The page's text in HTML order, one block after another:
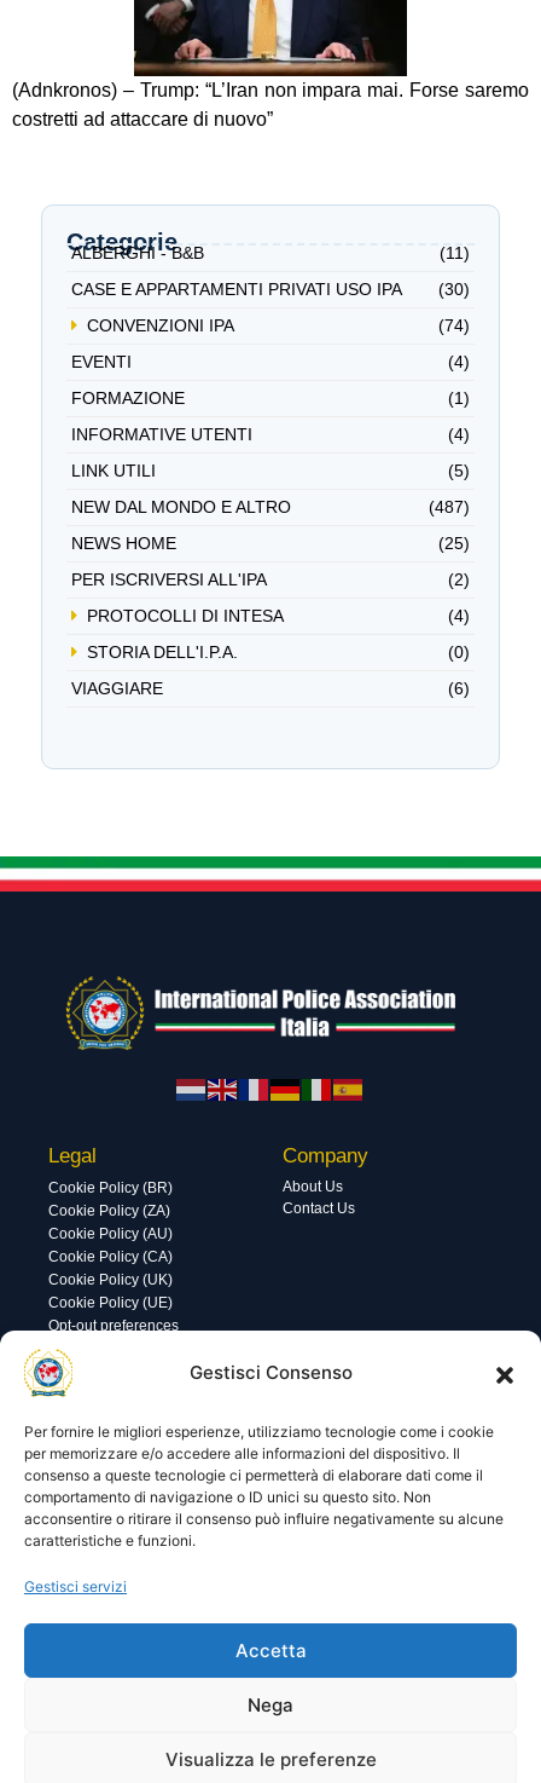
Gestisci Consenso
Per fornire le migliori esperienze, utilizziamo tecnologie come i cookie
per memorizzare e/o accedere alle informazioni del dispositivo. Il
consenso a queste tecnologie ci permetterà di elaborare dati come il
comportamento di navigazione o ID unici su questo sito. Non
acconsentire o ritirare il consenso può influire negativamente su alcune
caratteristiche e funzioni.
Gestisci servizi
Accetta
Nega
Visualizza le preferenze
(Adnkronos) – Trump: “L’Iran non impara mai. Forse saremo
costretti ad attaccare di nuovo”
Categorie
ALBERGHI - B&B
(11)
CASE E APPARTAMENTI PRIVATI USO IPA
(30)
CONVENZIONI IPA
(74)
EVENTI
(4)
FORMAZIONE
(1)
INFORMATIVE UTENTI
(4)
LINK UTILI
(5)
NEW DAL MONDO E ALTRO
(487)
NEWS HOME
(25)
PER ISCRIVERSI ALL'IPA
(2)
PROTOCOLLI DI INTESA
(4)
STORIA DELL'I.P.A.
(0)
VIAGGIARE
(6)
Legal
Cookie Policy (BR)
Cookie Policy (ZA)
Cookie Policy (AU)
Cookie Policy (CA)
Cookie Policy (UK)
Cookie Policy (UE)
Opt-out preferences
Company
About Us
Contact Us
Utility
Visite di oggi: 51
Visite totali: 13683
Area gestione
Password
© 2025 I.P.A. Italia E.T.S. n. 36463 – Via Niccolò Copernico nr.